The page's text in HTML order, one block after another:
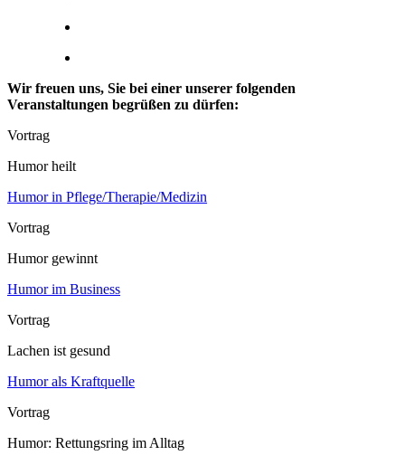
Wir freuen uns, Sie bei einer unserer folgenden
Veranstaltungen begrüßen zu dürfen:
Vortrag
Humor heilt
Humor in Pflege/Therapie/Medizin
Vortrag
Humor gewinnt
Humor im Business
Vortrag
Lachen ist gesund
Humor als Kraftquelle
Vortrag
Humor: Rettungs­ring im Alltag